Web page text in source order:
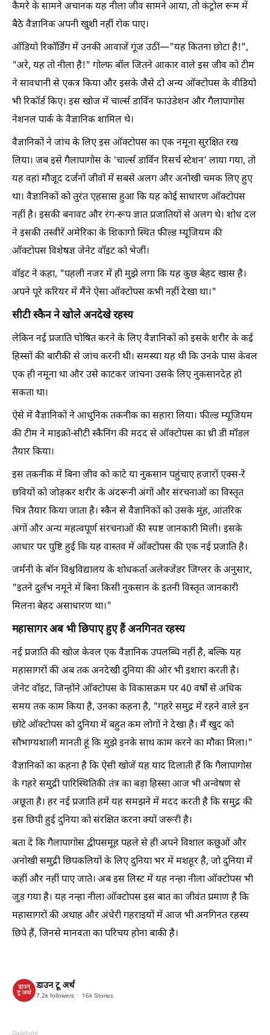
कैमरे के सामने अचानक यह नीला जीव सामने आया, तो कंट्रोल रूम में
बैठे वैज्ञानिक अपनी खुशी नहीं रोक पाए।
ऑडियो रिकॉर्डिंग में उनकी आवाजें गूंज उठीं—"यह कितना छोटा है!",
"अरे, यह तो नीला है!" गोल्फ बॉल जितने आकार वाले इस जीव को टीम
ने सावधानी से एकत्र किया और इसके जैसे दो अन्य ऑक्टोपस के वीडियो
भी रिकॉर्ड किए। इस खोज में चार्ल्स डार्विन फाउंडेशन और गैलापागोस
नेशनल पार्क के वैज्ञानिक शामिल थे।
वैज्ञानिकों ने जांच के लिए इस ऑक्टोपस का एक नमूना सुरक्षित रख
लिया। जब इसे गैलापागोस के 'चार्ल्स डार्विन रिसर्च स्टेशन' लाया गया, तो
यह वहां मौजूद दर्जनों जीवों में सबसे अलग और अनोखी चमक लिए हुए
था। वैज्ञानिकों को तुरंत एहसास हुआ कि यह कोई साधारण ऑक्टोपस
नहीं है। इसकी बनावट और रंग-रूप ज्ञात प्रजातियों से अलग थे। शोध दल
ने इसकी तस्वीरें अमेरिका के शिकागो स्थित फील्ड म्यूजियम की
ऑक्टोपस विशेषज्ञ जेनेट वॉइट को भेजीं।
वॉइट ने कहा, "पहली नजर में ही मुझे लगा कि यह कुछ बेहद खास है।
अपने पूरे करियर में मैंने ऐसा ऑक्टोपस कभी नहीं देखा था।"
सीटी स्कैन ने खोले अनदेखे रहस्य
लेकिन नई प्रजाति घोषित करने के लिए वैज्ञानिकों को इसके शरीर के कई
हिस्सों की बारीकी से जांच करनी थी। समस्या यह थी कि उनके पास केवल
एक ही नमूना था और उसे काटकर जांचना उसके लिए नुकसानदेह हो
सकता था।
ऐसे में वैज्ञानिकों ने आधुनिक तकनीक का सहारा लिया। फील्ड म्यूजियम
की टीम ने माइक्रो-सीटी स्कैनिंग की मदद से ऑक्टोपस का थ्री डी मॉडल
तैयार किया।
इस तकनीक में बिना जीव को काटे या नुकसान पहुंचाए हजारों एक्स-रे
छवियों को जोड़कर शरीर के अंदरूनी अंगों और संरचनाओं का विस्तृत
चित्र तैयार किया जाता है। स्कैन से वैज्ञानिकों को उसके मुंह, आंतरिक
अंगों और अन्य महत्वपूर्ण संरचनाओं की स्पष्ट जानकारी मिली। इसके
आधार पर पुष्टि हुई कि यह वास्तव में ऑक्टोपस की एक नई प्रजाति है।
जर्मनी के बॉन विश्वविद्यालय के शोधकर्ता अलेक्जेंडर जिग्लर के अनुसार,
"इतने दुर्लभ नमूने में बिना किसी नुकसान के इतनी विस्तृत जानकारी
मिलना बेहद असाधारण था।"
महासागर अब भी छिपाए हुए हैं अनगिनत रहस्य
नई प्रजाति की खोज केवल एक वैज्ञानिक उपलब्धि नहीं है, बल्कि यह
महासागरों की अब तक अनदेखी दुनिया की ओर भी इशारा करती है।
जेनेट वॉइट, जिन्होंने ऑक्टोपस के विकासक्रम पर 40 वर्षों से अधिक
समय तक काम किया है, उनका कहना है, "गहरे समुद्र में रहने वाले इन
छोटे ऑक्टोपस को दुनिया में बहुत कम लोगों ने देखा है। मैं खुद को
सौभाग्यशाली मानती हूं कि मुझे इनके साथ काम करने का मौका मिला।"
वैज्ञानिकों का कहना है कि ऐसी खोजें यह याद दिलाती हैं कि गैलापागोस
के गहरे समुद्री पारिस्थितिकी तंत्र का बड़ा हिस्सा आज भी अन्वेषण से
अछूता है। हर नई प्रजाति हमें यह समझने में मदद करती है कि समुद्र की
इस छिपी हुई दुनिया को संरक्षित करना क्यों जरूरी है।
बता दें कि गैलापागोस द्वीपसमूह पहले से ही अपने विशाल कछुओं और
अनोखी समुद्री छिपकलियों के लिए दुनिया भर में मशहूर है, जो दुनिया में
कहीं और नहीं पाए जाते। अब इस लिस्ट में यह नन्हा नीला ऑक्टोपस भी
जुड़ गया है। यह नन्हा नीला ऑक्टोपस इस बात का जीवंत प्रमाण है कि
महासागरों की अथाह और अंधेरी गहराइयों में आज भी अनगिनत रहस्य
छिपे हैं, जिनसे मानवता का परिचय होना बाकी है।
डाउन टू अर्थ
7.2k followers 16k Stories